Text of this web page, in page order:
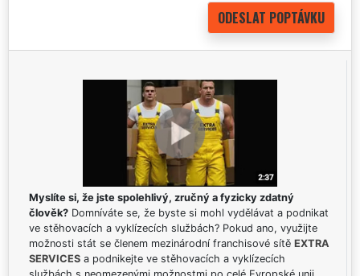
Myslíte si, že jste spolehlivý, zručný a fyzicky zdatný
člověk? Domníváte se, že byste si mohl vydělávat a podnikat
ve stěhovacích a vyklízecích službách? Pokud ano, využijte
možnosti stát se členem mezinárodní franchisové sítě EXTRA
SERVICES a podnikejte ve stěhovacích a vyklízecích